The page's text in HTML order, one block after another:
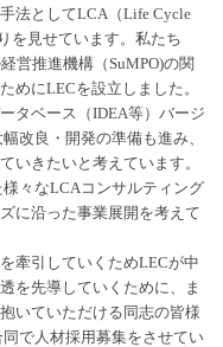
法としてLCA（Life Cycle
を見せています。私たち
営推進機構（SuMPO)の関
めにLECを設立しました。
タベース（IDEA等）バージ
改良・開発の準備も進み、
いきたいと考えています。
々なLCAコンサルティング
に沿った事業展開を考えて
牽引していくためLECが中
を先導していくために、ま
いていただける同志の皆様
で人材採用募集をさせてい